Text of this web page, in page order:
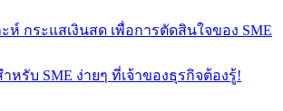
ห์ กระแสเงินสด เพื่อการตัดสินใจของ SME
หรับ SME ง่ายๆ ที่เจ้าของธุรกิจต้องรู้!